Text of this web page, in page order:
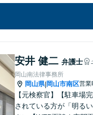
安井 健二 弁護士
岡山南法律事務所
岡山県|岡山市南区営業
【元検察官】【駐車場
されている方が「明る